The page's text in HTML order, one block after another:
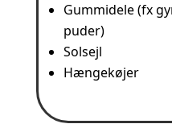
Gummidele (fx
puder)
Solsejl
Hængekøjer